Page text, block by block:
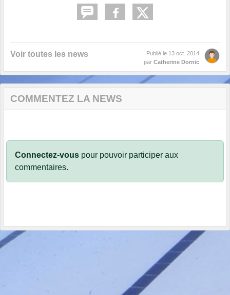
Voir toutes les news Publié le 13 oct. 2014
par Catherine Dornic
COMMENTEZ LA NEWS
Connectez-vous pour pouvoir participer aux
commentaires.